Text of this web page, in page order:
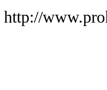
http://